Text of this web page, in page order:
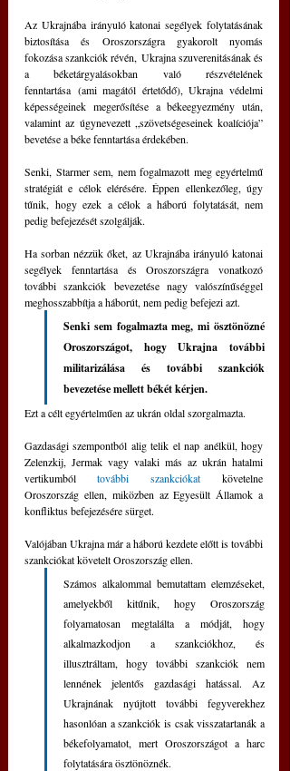
Az Ukrajnába irányuló katonai segélyek folytatásának
biztosítása és Oroszországra gyakorolt nyomás
fokozása szankciók révén, Ukrajna szuverenitásának és
a béketárgyalásokban való részvételének
fenntartása (ami magától értetődő), Ukrajna védelmi
képességeinek megerősítése a békeegyezmény után,
valamint az úgynevezett „szövetségeseinek koalíciója”
bevetése a béke fenntartása érdekében.
Senki, Starmer sem, nem fogalmazott meg egyértelmű
stratégiát e célok elérésére. Éppen ellenkezőleg, úgy
tűnik, hogy ezek a célok a háború folytatását, nem
pedig befejezését szolgálják.
Ha sorban nézzük őket, az Ukrajnába irányuló katonai
segélyek fenntartása és Oroszországra vonatkozó
további szankciók bevezetése nagy valószínűséggel
meghosszabbítja a háborút, nem pedig befejezi azt.
Senki sem fogalmazta meg, mi ösztönözné
Oroszországot, hogy Ukrajna további
militarizálása és további szankciók
bevezetése mellett békét kérjen.
Ezt a célt egyértelműen az ukrán oldal szorgalmazta.
Gazdasági szempontból alig telik el nap anélkül, hogy
Zelenzkij, Jermak vagy valaki más az ukrán hatalmi
vertikumból további szankciókat követelne
Oroszország ellen, miközben az Egyesült Államok a
konfliktus befejezésére sürget.
Valójában Ukrajna már a háború kezdete előtt is további
szankciókat követelt Oroszország ellen.
Számos alkalommal bemutattam elemzéseket,
amelyekből kitűnik, hogy Oroszország
folyamatosan megtalálta a módját, hogy
alkalmazkodjon a szankciókhoz, és
illusztráltam, hogy további szankciók nem
lennének jelentős gazdasági hatással. Az
Ukrajnának nyújtott további fegyverekhez
hasonlóan a szankciók is csak visszatartanák a
békefolyamatot, mert Oroszországot a harc
folytatására ösztönöznék.